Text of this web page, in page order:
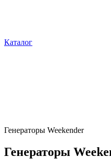
Каталог
Генераторы Weekender
Генераторы